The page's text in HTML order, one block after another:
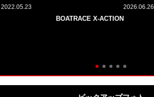
2022.05.23 2026.06.26
BOATRACE X-ACTION